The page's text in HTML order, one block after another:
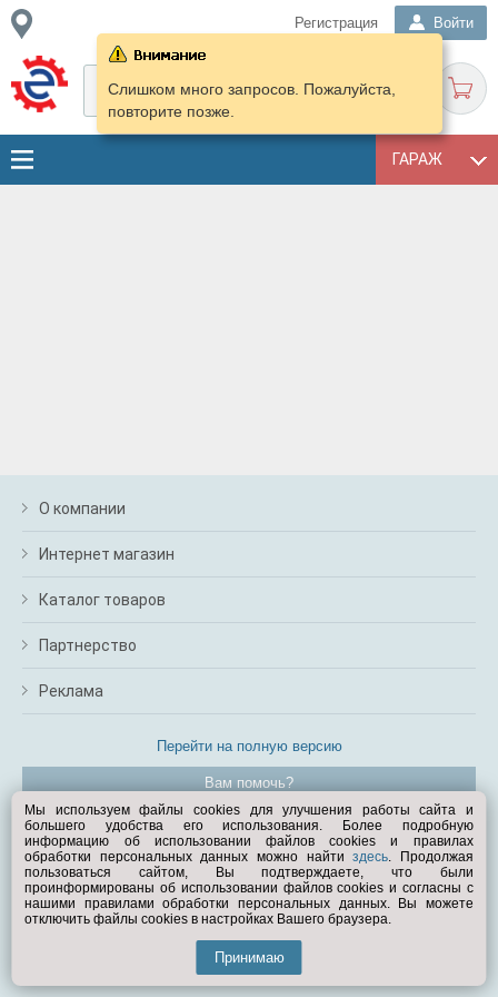
Регистрация Войти
ГАРАЖ
Слишком много запросов. Пожалуйста,
повторите позже.
О компании
Интернет магазин
Каталог товаров
Партнерство
Реклама
Перейти на полную версию
Вам помочь?
© Exist.ru 1998—2026
Мы используем файлы cookies для улучшения работы сайта и
большего удобства его использования. Более подробную
информацию об использовании файлов cookies и правилах
обработки персональных данных можно найтиздесь. Продолжая
пользоваться сайтом, Вы подтверждаете, что были
проинформированы об использовании файлов cookies и согласны с
нашими правилами обработки персональных данных. Вы можете
отключить файлы cookies в настройках Вашего браузера.
Принимаю